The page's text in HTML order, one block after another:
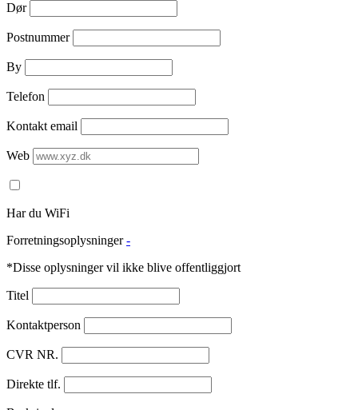
Dør
Postnummer
By
Telefon
Kontakt email
Web
Har du WiFi
Forretningsoplysninger -
*Disse oplysninger vil ikke blive offentliggjort
Titel
Kontaktperson
CVR NR.
Direkte tlf.